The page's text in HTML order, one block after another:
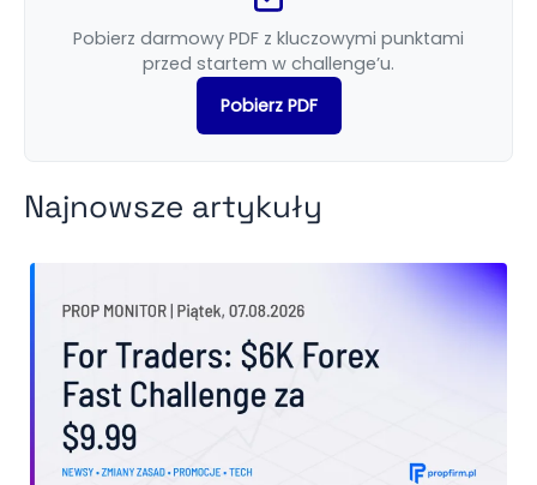
Pobierz darmowy PDF z kluczowymi punktami
przed startem w challenge’u.
Pobierz PDF
Najnowsze artykuły